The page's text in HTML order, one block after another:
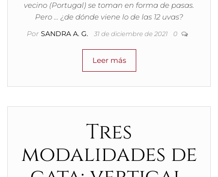
vecino (Portugal) se toman en forma de pasas.
Pero … ¿de dónde viene lo de las 12 uvas?
Por SANDRA A. G. 31 de diciembre de 2021 0
Leer más
Tres
modalidades de